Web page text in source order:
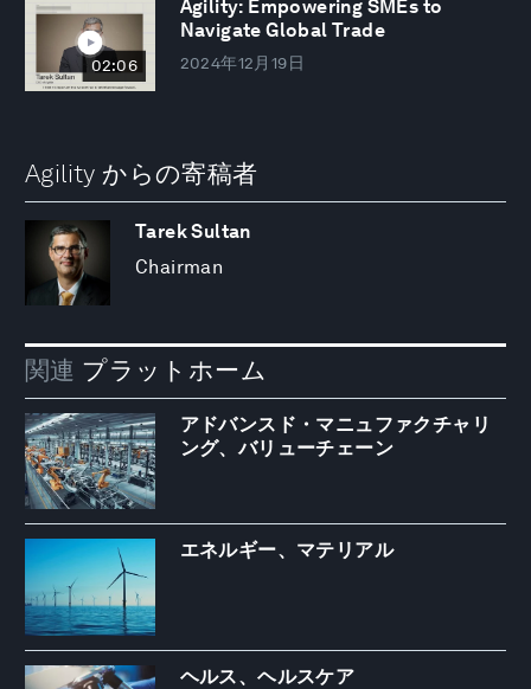
02:06
Agility: Empowering SMEs to
Navigate Global Trade
2024年12月19日
Agility からの寄稿者
Tarek Sultan
Chairman
関連 プラットホーム
アドバンスド・マニュファクチャリ
ング、バリューチェーン
エネルギー、マテリアル
ヘルス、ヘルスケア